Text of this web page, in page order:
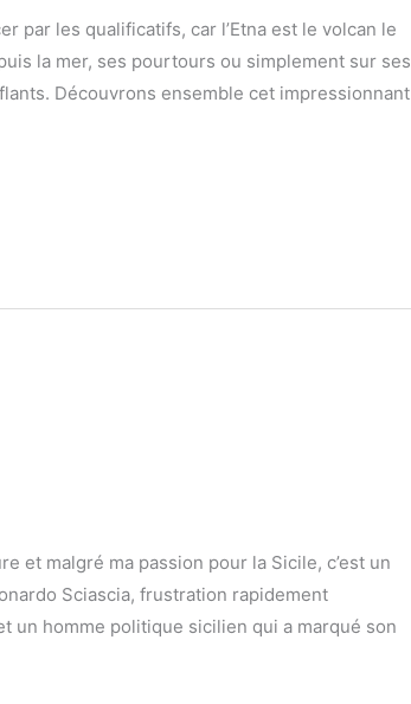
par les qualificatifs, car l’Etna est le volcan le
la mer, ses pourtours ou simplement sur ses
Découvrons ensemble cet impressionnant
et malgré ma passion pour la Sicile, c’est un
Sciascia, frustration rapidement
un homme politique sicilien qui a marqué son